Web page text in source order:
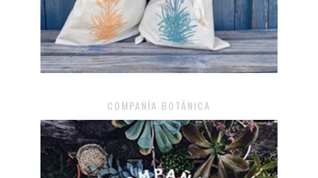
COMPAÑÍA BOTÁNICA